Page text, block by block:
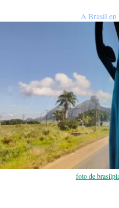
A Brasil en
foto de